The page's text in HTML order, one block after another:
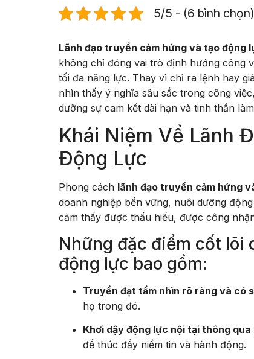
5/5 - (6 bình chọn)
Lãnh đạo truyền cảm hứng và tạo động
không chỉ đóng vai trò định hướng công
tối đa năng lực. Thay vì chỉ ra lệnh hay
nhìn thấy ý nghĩa sâu sắc trong công
dưỡng sự cam kết dài hạn và tinh thần
Khái Niệm Về Lãnh
Động Lực
Phong cách lãnh đạo truyền cảm hứng
doanh nghiệp bền vững, nuôi dưỡng
cảm thấy được thấu hiểu, được công
Những đặc điểm cốt lõi
động lực bao gồm:
Truyền đạt tầm nhìn rõ ràng và có
họ trong đó.
Khơi dậy động lực nội tại thông
để thúc đẩy niềm tin và hành động.